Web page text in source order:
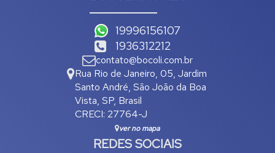
19996156107
1936312212
contato@bocoli.com.br
Rua Rio de Janeiro, 05, Jardim
Santo André, São João da Boa
Vista, SP, Brasil
CRECI: 27764-J
ver no mapa
REDES SOCIAIS